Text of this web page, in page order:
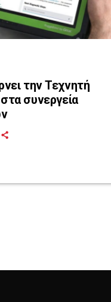
την Τεχνητή
συνεργεία